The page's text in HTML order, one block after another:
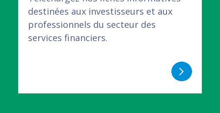
destinées aux investisseurs et aux
professionnels du secteur des
services financiers.